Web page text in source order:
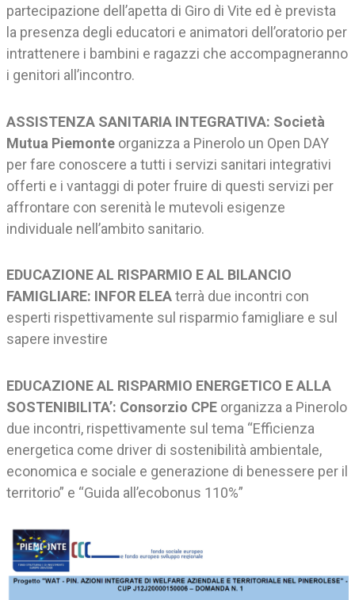
partecipazione dell’apetta di Giro di Vite ed è prevista
la presenza degli educatori e animatori dell’oratorio per
intrattenere i bambini e ragazzi che accompagneranno
i genitori all’incontro.
ASSISTENZA SANITARIA INTEGRATIVA: Società
Mutua Piemonteorganizza a Pinerolo un Open DAY
per fare conoscere a tutti i servizi sanitari integrativi
offerti e i vantaggi di poter fruire di questi servizi per
affrontare con serenità le mutevoli esigenze
individuale nell’ambito sanitario.
EDUCAZIONE AL RISPARMIO E AL BILANCIO
FAMIGLIARE: INFOR ELEAterrà due incontri con
esperti rispettivamente sul risparmio famigliare e sul
sapere investire
EDUCAZIONE AL RISPARMIO ENERGETICO E ALLA
SOSTENIBILITA’: Consorzio CPE organizza a Pinerolo
due incontri, rispettivamente sul tema “Efficienza
energetica come driver di sostenibilità ambientale,
economica e sociale e generazione di benessere per il
territorio” e “Guida all’ecobonus 110%”